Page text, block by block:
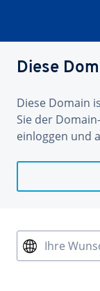
Diese
Diese Domain
Sie der
einloggen und
Ihre